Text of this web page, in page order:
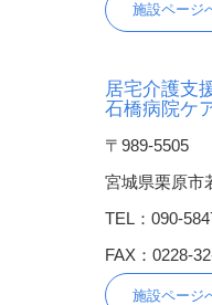
施設ページ
居宅介護支
石橋病院ケ
〒989-5505
宮城県栗原市
TEL：090-
FAX：0228-
施設ページ